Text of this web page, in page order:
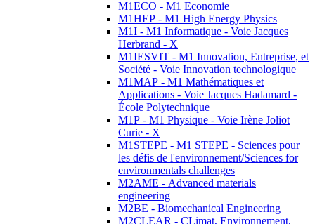
M1ECO - M1 Economie
M1HEP - M1 High Energy Physics
M1I - M1 Informatique - Voie Jacques
Herbrand - X
M1IESVIT - M1 Innovation, Entreprise, et
Société - Voie Innovation technologique
M1MAP - M1 Mathématiques et
Applications - Voie Jacques Hadamard -
École Polytechnique
M1P - M1 Physique - Voie Irène Joliot
Curie - X
M1STEPE - M1 STEPE - Sciences pour
les défis de l'environnement/Sciences for
environmentals challenges
M2AME - Advanced materials
engineering
M2BE - Biomechanical Engineering
M2CLEAR - CLimat, Environnement,